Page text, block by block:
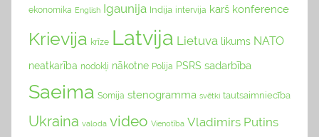
ekonomika English Igaunija Indija intervija karš konference
Krievija krīze Latvija Lietuva likums NATO
neatkarība nodokļi nākotne Polija PSRS sadarbība
Saeima Somija stenogramma svētki tautsaimniecība
Ukraina valoda video Vienotība Vladimirs Putins